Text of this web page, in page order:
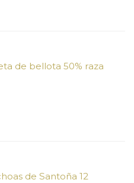
de bellota 50% raza
de Santoña 12